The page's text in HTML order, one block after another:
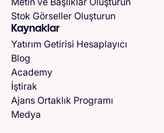
Stok Görseller Oluşturun
Kaynaklar
Yatırım Getirisi Hesaplayıcı
Blog
Academy
İştirak
Ajans Ortaklık Programı
Medya